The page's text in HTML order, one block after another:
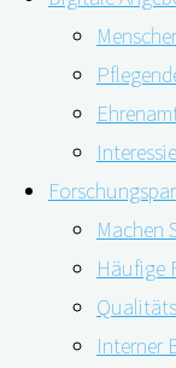
Machen
Häufige
Interner
Wenn keine
Menschen
dann,